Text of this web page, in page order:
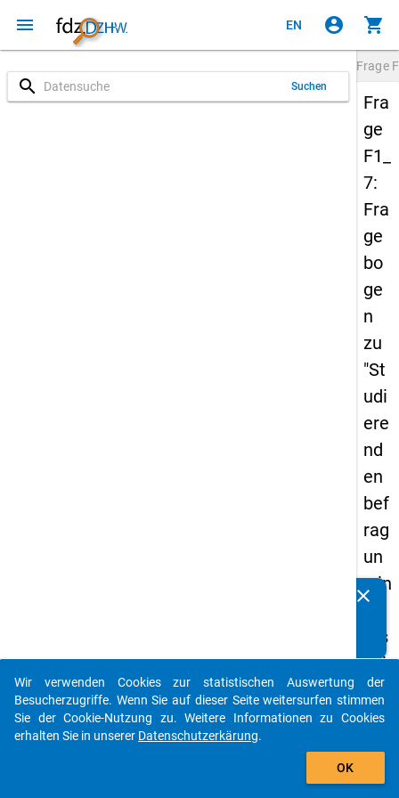
menu EN account_circle shopping_cart
search Suchen
Frage
Fra
ge
F1_
7:
Fra
ge
bo
ge
n
zu
"St
udi
ere
nd
en
bef
rag
un
g in
uts
chl
an
d
clear
auto_stories
add_shopping_cart
Wir verwenden Cookies zur statistischen Auswertung der
Besucherzugriffe. Wenn Sie auf dieser Seite weitersurfen stimmen
Sie der Cookie-Nutzung zu. Weitere Informationen zu Cookies
erhalten Sie in unserer Datenschutzerkärung.
OK